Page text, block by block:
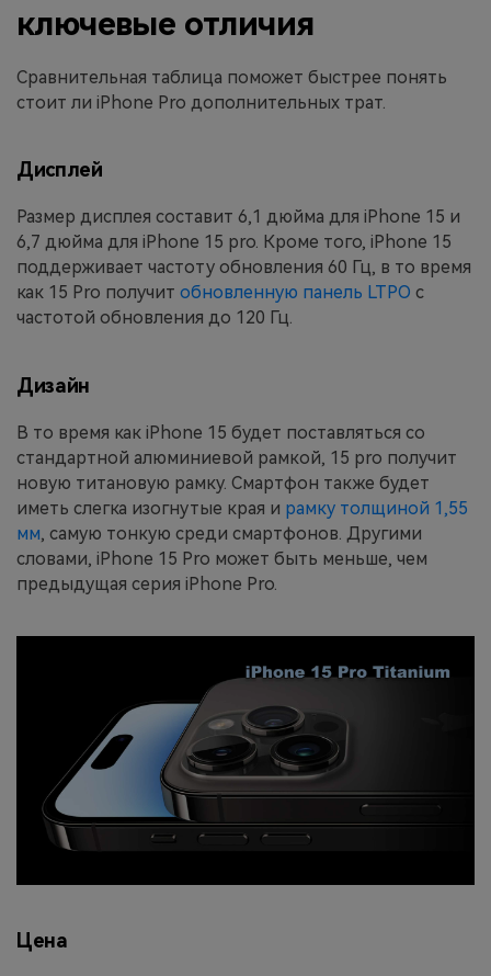
ключевые отличия
Сравнительная таблица поможет быстрее понять
стоит ли iPhone Pro дополнительных трат.
Дисплей
Размер дисплея составит 6,1 дюйма для iPhone 15 и
6,7 дюйма для iPhone 15 pro. Кроме того, iPhone 15
поддерживает частоту обновления 60 Гц, в то время
как 15 Pro получит обновленную панель LTPO с
частотой обновления до 120 Гц.
Дизайн
В то время как iPhone 15 будет поставляться со
стандартной алюминиевой рамкой, 15 pro получит
новую титановую рамку. Смартфон также будет
иметь слегка изогнутые края и рамку толщиной 1,55
мм, самую тонкую среди смартфонов. Другими
словами, iPhone 15 Pro может быть меньше, чем
предыдущая серия iPhone Pro.
Цена